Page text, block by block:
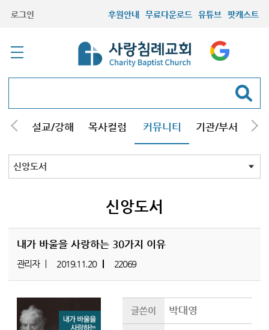
로그인 후원안내 무료다운로드 유튜브 팟캐스트
내 설교/강해 목사컬럼 커뮤니티 기관/부서 선
최근등록자료
자유게시판
교회소식
성도컬럼
새가족사진
새가족가이드
포토앨범
찬양쉼터
신앙도서
신앙도서
내가 바울을 사랑하는 30가지 이유
관리자 2019.11.20 22069
글쓴이 박대영